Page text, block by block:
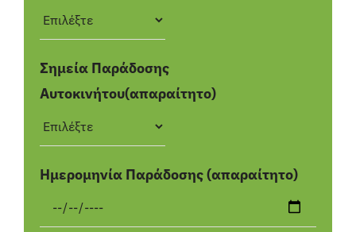
Σημεία Παράδοσης
Αυτοκινήτου(απαραίτητο)
Ημερομηνία Παράδοσης (απαραίτητο)